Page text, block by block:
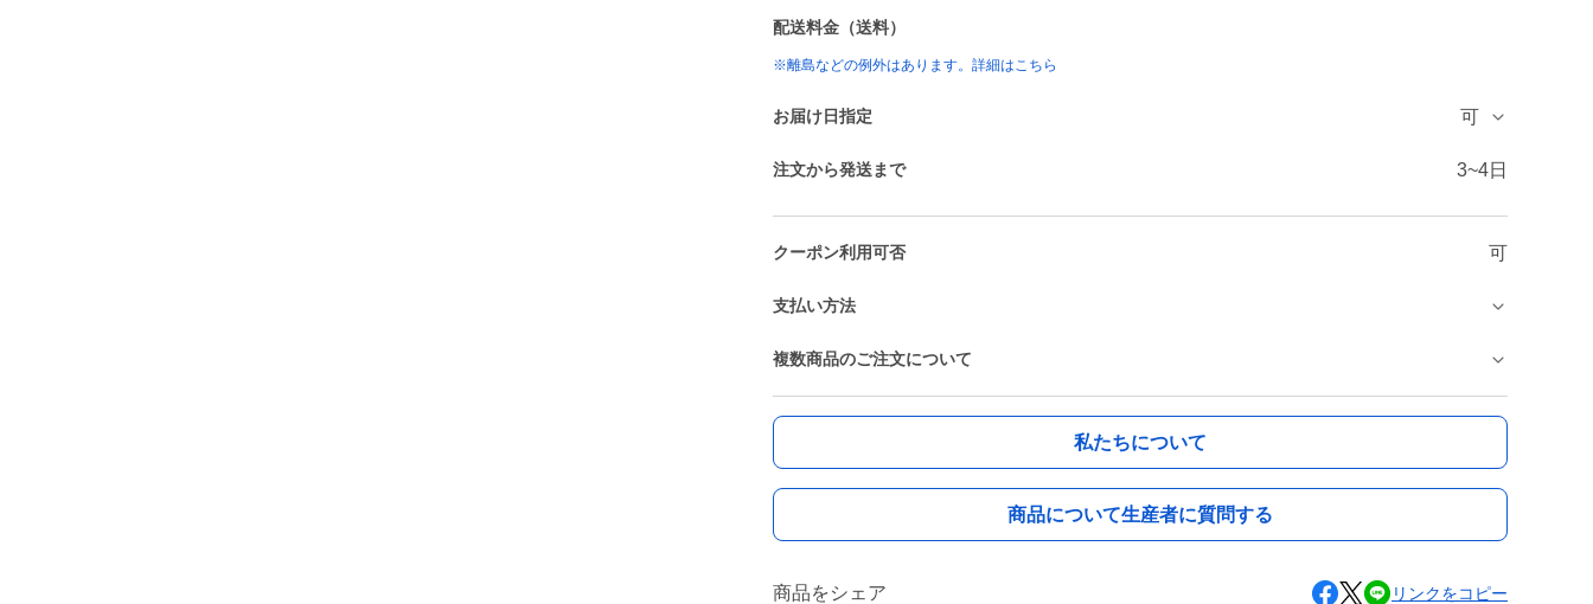
配送料金（送料）
※離島などの例外はあります。詳細はこちら
お届け日指定 可
注文から発送まで 3~4日
クーポン利用可否 可
支払い方法
複数商品のご注文について
私たちについて
商品について生産者に質問する
商品をシェア リンクをコピー